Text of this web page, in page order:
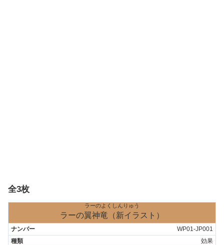
全3枚
ラーのよくしんりゅう
ラーの翼神竜（新イラスト）
WP01-JP001
効果